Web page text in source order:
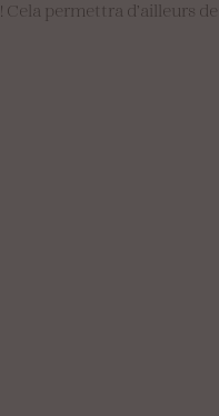
Cela permettra d’ailleurs